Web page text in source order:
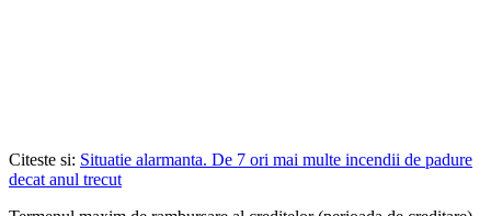
Citeste si: Situatie alarmanta. De 7 ori mai multe incendii de padure
decat anul trecut